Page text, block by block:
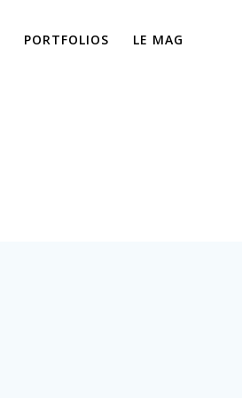
PORTFOLIOS LE MAG